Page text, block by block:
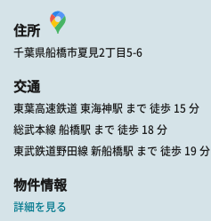
住所
千葉県船橋市夏見2丁目5-6
交通
東葉高速鉄道 東海神駅 まで 徒歩 15 分
総武本線 船橋駅 まで 徒歩 18 分
東武鉄道野田線 新船橋駅 まで 徒歩 19 分
物件情報
詳細を見る